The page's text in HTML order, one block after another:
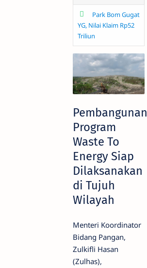
Park Bom Gugat
YG, Nilai Klaim Rp52
Triliun
Pembangunan
Program
Waste To
Energy Siap
Dilaksanakan
di Tujuh
Wilayah
Menteri Koordinator
Bidang Pangan,
Zulkifli Hasan
(Zulhas),